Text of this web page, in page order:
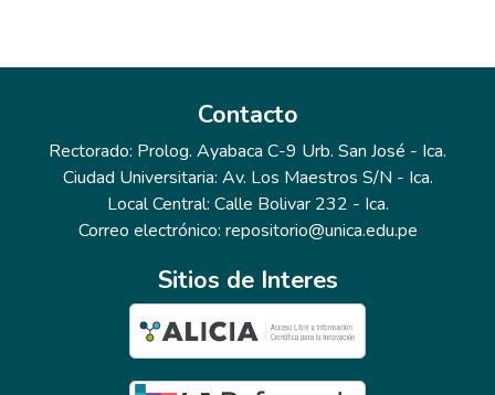
Contacto
Rectorado: Prolog. Ayabaca C-9 Urb. San José - Ica.
Ciudad Universitaria: Av. Los Maestros S/N - Ica.
Local Central: Calle Bolivar 232 - Ica.
Correo electrónico: repositorio@unica.edu.pe
Sitios de Interes